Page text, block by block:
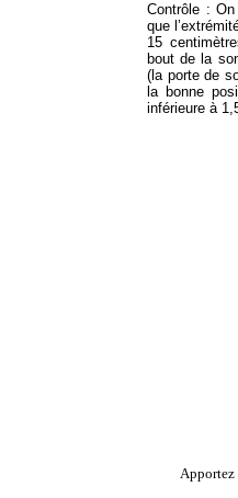
Contrôle :
que
15
bout de la
(la porte de
la bonne
inférieure à
Apportez